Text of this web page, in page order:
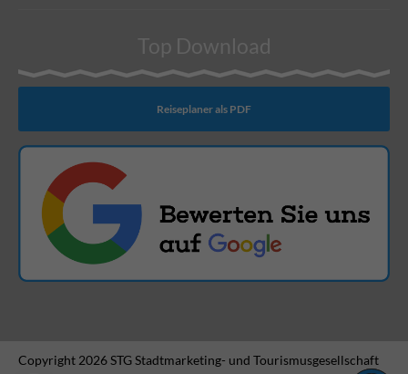
Top Download
Reiseplaner als PDF
Copyright 2026 STG Stadtmarketing- und Tourismusgesellschaft